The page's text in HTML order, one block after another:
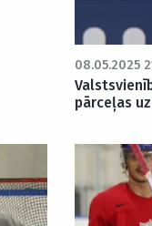
08.05.2025
pārceļas